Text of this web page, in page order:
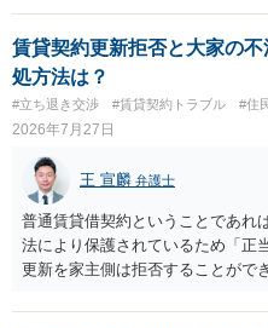
賃貸契約更新拒否と大家の
処方法は？
#立ち退き交渉 #賃貸契約トラブル #住
2026年7月27日
王 宣麟 弁護士
普通賃貸借契約ということであれ
法により保護されているため「正
更新を家主側は拒否することがで
定期確認させてもらないこと」が